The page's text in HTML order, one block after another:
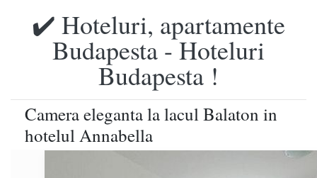
✔️ Hoteluri, apartamente
Budapesta - Hoteluri
Budapesta !
Camera eleganta la lacul Balaton in
hotelul Annabella